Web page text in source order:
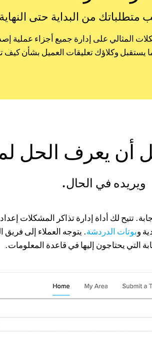
متطلباتك من البداية حتى
المثالي على إدارة جميع أجزاء عملية
يستقبل وكلاؤك تعليقات العميل بشأن
أن يعرف الحل
ويريده في الحال.
تتيح لك أداة إدارة تذاكر المشكلات إعداد
وبوتات الدردشة. يتوجه العملاء إلى فريق
التي يحتاجون إليها في قاعدة المعلومات.